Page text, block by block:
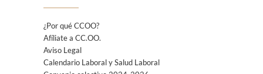
¿Por qué CCOO?
Afíliate a CC.OO.
Aviso Legal
Calendario Laboral y Salud Laboral